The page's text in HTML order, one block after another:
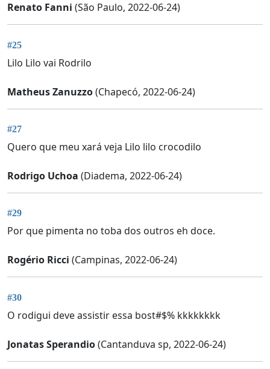
Renato Fanni (São Paulo, 2022-06-24)
#25
Lilo Lilo vai Rodrilo
Matheus Zanuzzo(Chapecó, 2022-06-24)
#27
Quero que meu xará veja Lilo lilo crocodilo
Rodrigo Uchoa (Diadema, 2022-06-24)
#29
Por que pimenta no toba dos outros eh doce.
Rogério Ricci (Campinas, 2022-06-24)
#30
O rodigui deve assistir essa bost#$% kkkkkkkk
Jonatas Sperandio(Cantanduva sp, 2022-06-24)